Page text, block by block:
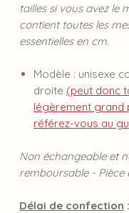
tailles si vous avez le
contient toutes les
essentielles en cm.
Modèle : unisexe
droite (peut donc
légèrement grand
référez-vous au
Non échangeable et
remboursable - Pièce
Délai de confection